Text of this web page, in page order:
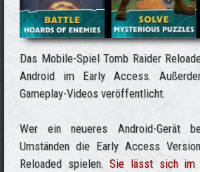
Das Mobile-Spiel Tomb Raider
Android im Early Access.
Gameplay-Videos veröffentlicht.
Wer ein neueres Android-Gerät
Umständen die Early Access
Reloaded spielen.Sie lässt sich im